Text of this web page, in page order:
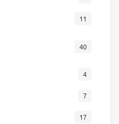
11
40
4
7
17